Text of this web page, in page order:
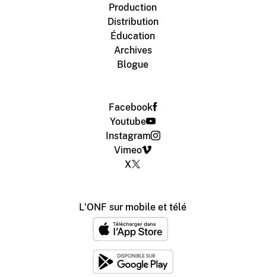
Production
Distribution
Éducation
Archives
Blogue
Facebook
Youtube
Instagram
Vimeo
X
L'ONF sur mobile et télé